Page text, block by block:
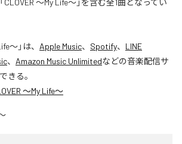
～」は、 Apple Music、 Spotify、 LINE
、 Amazon Music Unlimitedなどの音楽配信サ
きる。
～My Life～